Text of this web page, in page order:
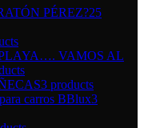
PÉREZ?25
VAMOS AL
3 products
carros BBlux3